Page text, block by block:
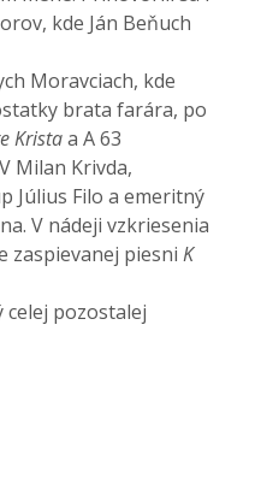
kde Ján Beňuch
Moravciach, kde
brata farára, po
Kristaa A 63
Milan Krivda,
Július Filo a emeritný
V nádeji vzkriesenia
zaspievanej piesni K
celej pozostalej